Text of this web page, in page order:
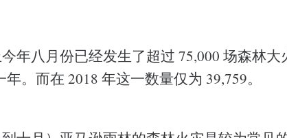
年八月份已经发生了超过 75,000 场森林大
。而在 2018 年这一数量仅为 39,759。